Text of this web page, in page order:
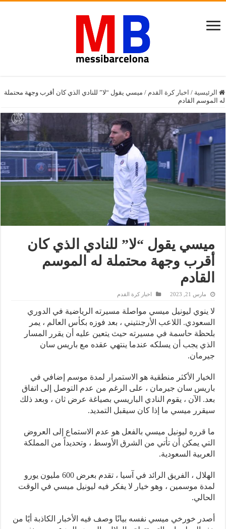
الرئيسية / اخبار كرة القدم / ميسي يقول “لا” للنادي الذي كان أقرب وجهة محتملة
له الموسم القادم
ميسي يقول “لا” للنادي الذي كان
أقرب وجهة محتملة له الموسم
القادم
مارس 21, 2023 اخبار كرة القدم
لا ينوي ليونيل ميسي مواصلة مسيرته الرياضية في الدوري
السعودي. اللاعب الأرجنتيني ، بعد فوزه بكأس العالم ، يمر
بلحظة حاسمة في مسيرته حيث يتعين عليه أن يقرر المسار
الذي يجب أن يسلكه عندما ينتهي عقده مع باريس سان
جيرمان.
الخيار الأكثر منطقية هو الاستمرار لمدة موسم إضافي في
باريس سان جيرمان ، على الرغم من عدم التوصل إلى اتفاق
بعد. الآن ، يقوم النادي الباريسي بصياغة عرض ثان ، وبعد ذلك
سيقرر ميسي ما إذا كان سيقبل التمديد.
ما قرره ليونيل ميسي بالفعل هو عدم الاستماع إلى العروض
التي يمكن أن تأتي من الشرق الأوسط ، وتحديداً من المملكة
العربية السعودية.
الهلال ، الفريق الرائد في آسيا ، تقدم بعرض 600 مليون يورو
لمدة موسمين ، وهو خيار لا يفكر فيه ليونيل ميسي في الوقت
الحالي.
أصدر خورخي ميسي نفسه بيانًا وصف فيه الأخبار الكاذبة أيًا من